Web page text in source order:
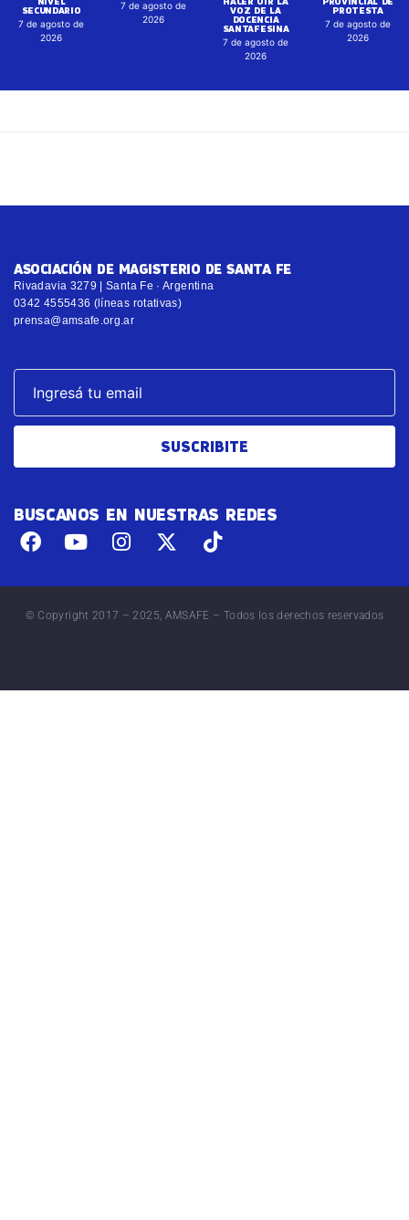
SECUNDARIO
7 de agosto de
2026
7 de agosto de
2026
VOZ DE LA
DOCENCIA
SANTAFESINA
7 de agosto de
2026
PROTESTA
7 de agosto de
2026
ASOCIACIÓN DE MAGISTERIO DE SANTA FE
Rivadavia 3279 | Santa Fe · Argentina
0342 4555436 (líneas rotativas)
prensa@amsafe.org.ar
SUSCRIBITE
BUSCANOS EN NUESTRAS REDES
© Copyright 2017 – 2025, AMSAFE – Todos los derechos reservados